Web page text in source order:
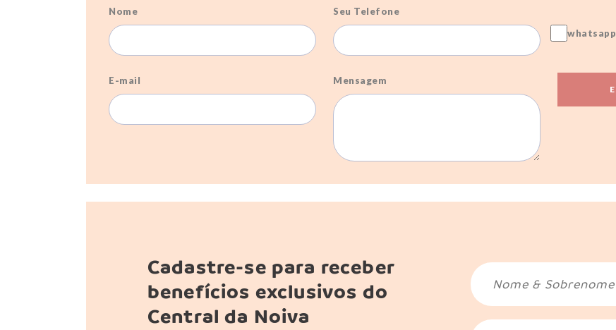
Nome
Seu Telefone
whatsapp
E-mail Mensagem
Cadastre-se para receber
benefícios exclusivos do
Central da Noiva